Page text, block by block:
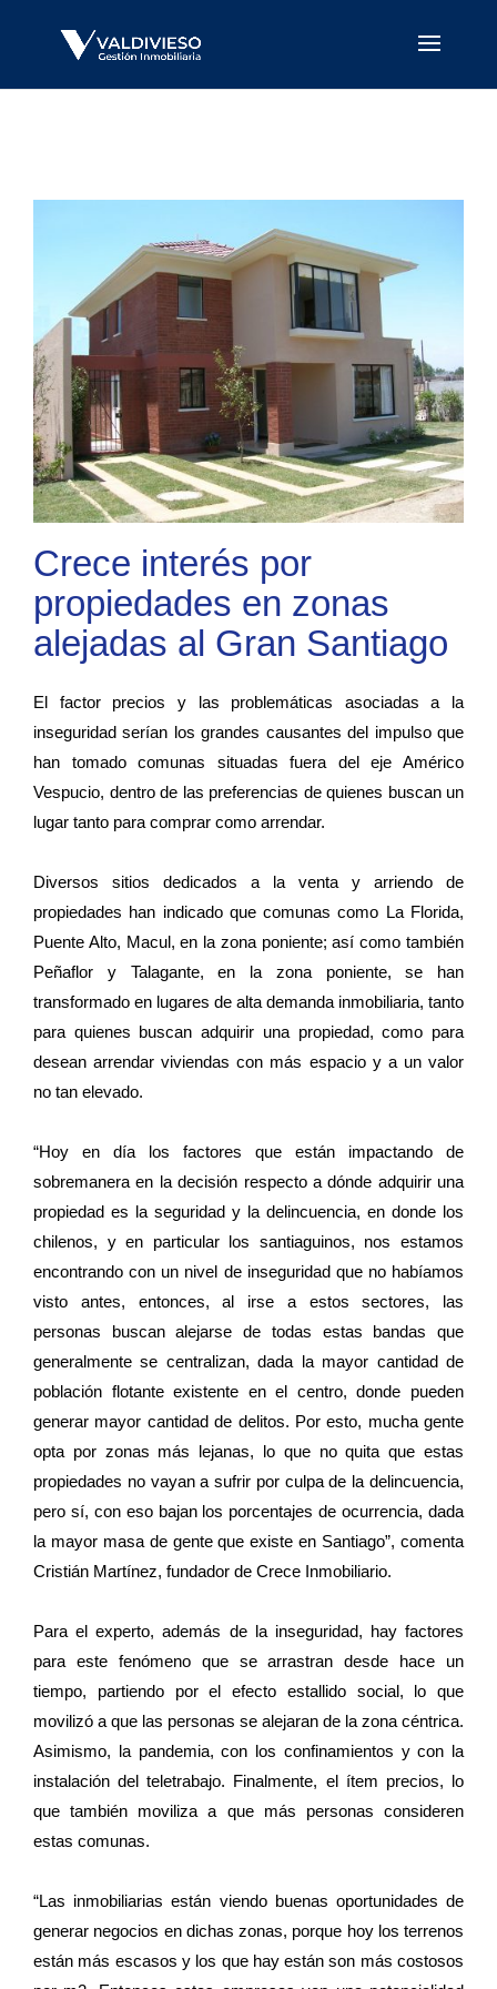
Crece interés por
propiedades en zonas
alejadas al Gran Santiago
El factor precios y las problemáticas asociadas a la
inseguridad serían los grandes causantes del impulso que
han tomado comunas situadas fuera del eje Américo
Vespucio, dentro de las preferencias de quienes buscan un
lugar tanto para comprar como arrendar.
Diversos sitios dedicados a la venta y arriendo de
propiedades han indicado que comunas como La Florida,
Puente Alto, Macul, en la zona poniente; así como también
Peñaflor y Talagante, en la zona poniente, se han
transformado en lugares de alta demanda inmobiliaria, tanto
para quienes buscan adquirir una propiedad, como para
desean arrendar viviendas con más espacio y a un valor
no tan elevado.
“Hoy en día los factores que están impactando de
sobremanera en la decisión respecto a dónde adquirir una
propiedad es la seguridad y la delincuencia, en donde los
chilenos, y en particular los santiaguinos, nos estamos
encontrando con un nivel de inseguridad que no habíamos
visto antes, entonces, al irse a estos sectores, las
personas buscan alejarse de todas estas bandas que
generalmente se centralizan, dada la mayor cantidad de
población flotante existente en el centro, donde pueden
generar mayor cantidad de delitos. Por esto, mucha gente
opta por zonas más lejanas, lo que no quita que estas
propiedades no vayan a sufrir por culpa de la delincuencia,
pero sí, con eso bajan los porcentajes de ocurrencia, dada
la mayor masa de gente que existe en Santiago”, comenta
Cristián Martínez, fundador de Crece Inmobiliario.
Para el experto, además de la inseguridad, hay factores
para este fenómeno que se arrastran desde hace un
tiempo, partiendo por el efecto estallido social, lo que
movilizó a que las personas se alejaran de la zona céntrica.
Asimismo, la pandemia, con los confinamientos y con la
instalación del teletrabajo. Finalmente, el ítem precios, lo
que también moviliza a que más personas consideren
estas comunas.
“Las inmobiliarias están viendo buenas oportunidades de
generar negocios en dichas zonas, porque hoy los terrenos
están más escasos y los que hay están son más costosos